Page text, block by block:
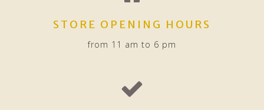
STORE OPENING HOURS
from 11 am to 6 pm